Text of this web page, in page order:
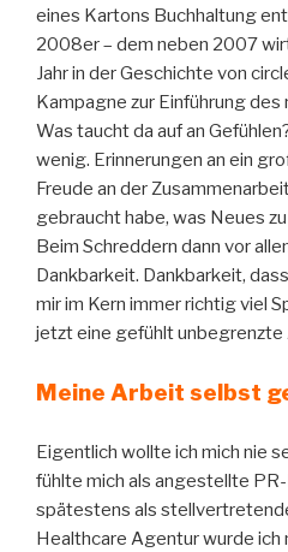
eines Kartons Buchhaltung
2008er – dem neben 2007
Jahr in der Geschichte von
Kampagne zur Einführung
Was taucht da auf an
wenig. Erinnerungen an ein
Freude an der
gebraucht habe, was Neues
Beim Schreddern dann vor
Dankbarkeit. Dankbarkeit,
mir im Kern immer richtig viel
jetzt eine gefühlt
Meine Arbeit selbst
Eigentlich wollte ich mich nie
fühlte mich als angestellte
spätestens als
Healthcare Agentur wurde ich